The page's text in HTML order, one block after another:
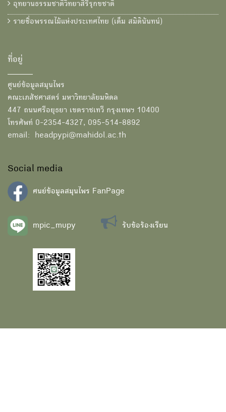
อุทยานธรรมชาติวิทยาสิรีรุกขชาติ
รายชื่อพรรณไม้แห่งประเทศไทย (เต็ม สมิตินันทน์)
ที่อยู่
ศูนย์ข้อมูลสมุนไพร
คณะเภสัชศาสตร์ มหาวิทยาลัยมหิดล
447 ถนนศรีอยุธยา เขตราชเทวี กรุงเทพฯ 10400
โทรศัพท์ 0-2354-4327, 095-514-8892
email: headpypi@mahidol.ac.th
Social media
ศนย์ข้อมูลสมุนไพร FanPage
mpic_mupy รับข้อร้องเรียน